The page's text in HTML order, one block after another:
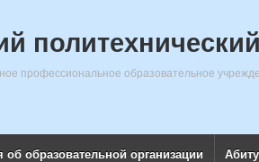
профессиональное образовательное
об образовательной организации